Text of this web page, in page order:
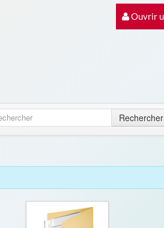
Ouvrir
Rechercher